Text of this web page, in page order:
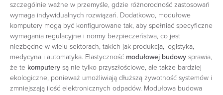
szczególnie ważne w przemyśle, gdzie różnorodność zastosowań
wymaga indywidualnych rozwiązań. Dodatkowo, modułowe
komputery mogą być konfigurowane tak, aby spełniać specyficzne
wymagania regulacyjne i normy bezpieczeństwa, co jest
niezbędne w wielu sektorach, takich jak produkcja, logistyka,
medycyna i automatyka. Elastyczność modułowej budowy sprawia,
że te komputery są nie tylko przyszłościowe, ale także bardziej
ekologiczne, ponieważ umożliwiają dłuższą żywotność systemów i
zmniejszają ilość elektronicznych odpadów. Modułowa budowa